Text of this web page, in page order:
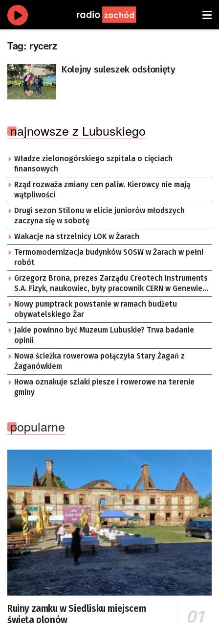
Tag: rycerz
Kolejny suleszek odsłonięty
najnowsze z Lubuskiego
Władze zielonogórskiego szpitala o cięciach
finansowych
Rząd rozważa zmiany cen paliw. Kierowcy nie mają
wątpliwości
Drugi sezon Stilonu w elicie juniorów młodszych
zaczyna się w sobotę
Wakacje na strzelnicy LOK w Żarach
Termomodernizacja budynków SOSW w Żarach w pełni
robót
Grzegorz Brona, prezes Zarządu Creotech Instruments
S.A. Fizyk, naukowiec, były pracownik CERN w Genewie,
przedsiębiorca i nauczyciel akademicki, doktor
habilitowany nauk fizycznych, koordynator Rady
Sektorowej ds. Kompetencji Przemysłu Lotniczo-
Kosmicznego oraz członek Komitetu Badań
Kosmicznych i Satelitarnych PAN.
Nowy pumptrack powstanie w ramach budżetu
obywatelskiego Żar
Jakie powinno być Muzeum Lubuskie? Trwa badanie
opinii
Nowa ścieżka rowerowa połączyła Stary Żagań z
Żaganówkiem
Iłowa oznakuje szlaki piesze i rowerowe na terenie
gminy
popularne
Ruiny zamku w Siedlisku miejscem
święta plonów